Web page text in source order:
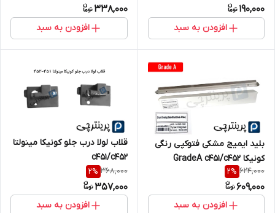
190,000
افزودن به سبد
338,000
افزودن به سبد
بلید ایمیج مشکی فتوکپی رنگی
کونیکا GradeA c451/c452
624,000
2%
609,000
افزودن به سبد
قلاب لولا درب جلو کونیکا مینولتا
c451/c452
368,000
2%
357,000
افزودن به سبد